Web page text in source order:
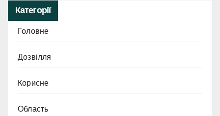
Категорії
Головне
Дозвілля
Корисне
Область